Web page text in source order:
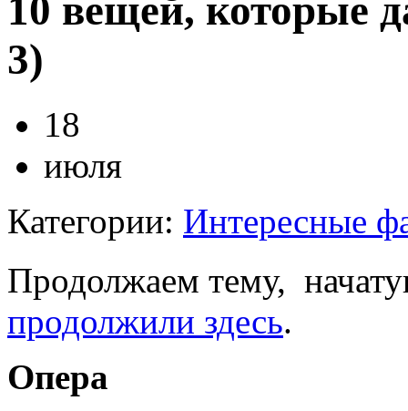
10 вещей, которые
3)
18
июля
Категории: Интересные
Продолжаем тему,
продолжили здесь.
Опера